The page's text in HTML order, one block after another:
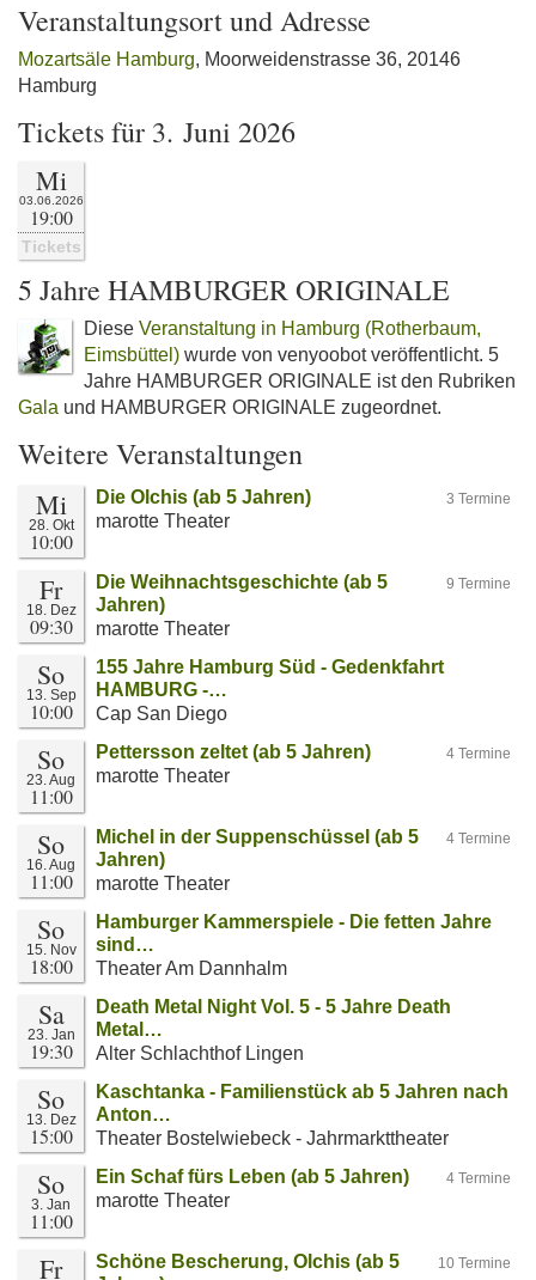
Veranstaltungsort und Adresse
Mozartsäle Hamburg, Moorweidenstrasse 36, 20146
Hamburg
Tickets für 3. Juni 2026
Mi
03.06.2026
19:00
Tickets
5 Jahre HAMBURGER ORIGINALE
Diese Veranstaltung in Hamburg (Rotherbaum,
Eimsbüttel) wurde von venyoobot veröffentlicht. 5
Jahre HAMBURGER ORIGINALE ist den Rubriken
Gala und HAMBURGER ORIGINALE zugeordnet.
Weitere Veranstaltungen
Mi
28. Okt
10:00
3 Termine
Die Olchis (ab 5 Jahren)
marotte Theater
Fr
18. Dez
09:30
9 Termine
Die Weihnachtsgeschichte (ab 5
Jahren)
marotte Theater
So
13. Sep
10:00
155 Jahre Hamburg Süd - Gedenkfahrt
HAMBURG -…
Cap San Diego
So
23. Aug
11:00
4 Termine
Pettersson zeltet (ab 5 Jahren)
marotte Theater
So
16. Aug
11:00
4 Termine
Michel in der Suppenschüssel (ab 5
Jahren)
marotte Theater
So
15. Nov
18:00
Hamburger Kammerspiele - Die fetten Jahre
sind…
Theater Am Dannhalm
Sa
23. Jan
19:30
Death Metal Night Vol. 5 - 5 Jahre Death
Metal…
Alter Schlachthof Lingen
So
13. Dez
15:00
Kaschtanka - Familienstück ab 5 Jahren nach
Anton…
Theater Bostelwiebeck - Jahrmarkttheater
So
3. Jan
11:00
4 Termine
Ein Schaf fürs Leben (ab 5 Jahren)
marotte Theater
Fr 10 Termine
Schöne Bescherung, Olchis (ab 5